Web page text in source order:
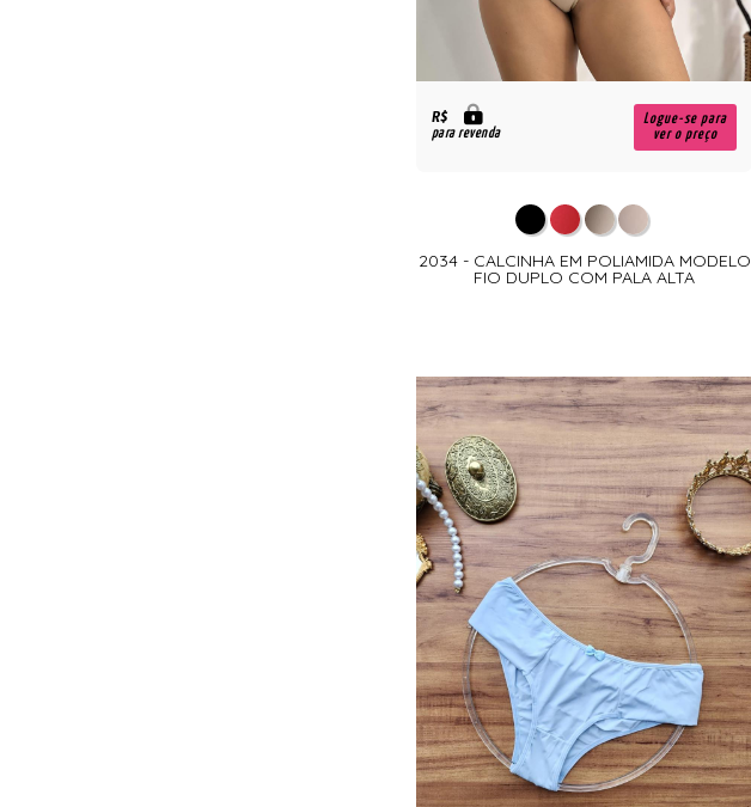
R$
para revenda
Logue-se para
ver o preço
2034 - CALCINHA EM POLIAMIDA MODELO
FIO DUPLO COM PALA ALTA